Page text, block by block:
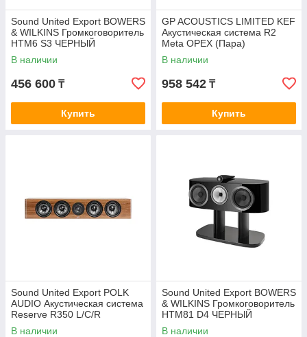
Sound United Export BOWERS
& WILKINS Громкоговоритель
HTM6 S3 ЧЕРНЫЙ
В наличии
456 600 ₸
Купить
GP ACOUSTICS LIMITED KEF
Акустическая система R2
Meta ОРЕХ (Пара)
В наличии
958 542 ₸
Купить
Sound United Export POLK
AUDIO Акустическая система
Reserve R350 L/C/R
КОРИЧНЕВЫЙ
В наличии
Sound United Export BOWERS
& WILKINS Громкоговоритель
HTM81 D4 ЧЕРНЫЙ
В наличии